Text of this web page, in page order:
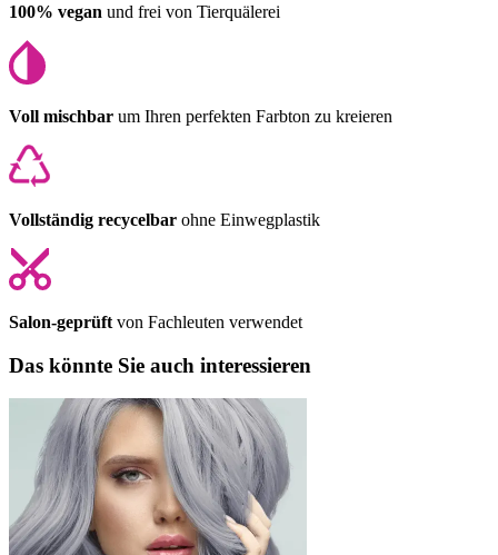
100% vegan und frei von Tierquälerei
Voll mischbar um Ihren perfekten Farbton zu kreieren
Vollständig recycelbar ohne Einwegplastik
Salon-geprüft von Fachleuten verwendet
Das könnte Sie auch interessieren